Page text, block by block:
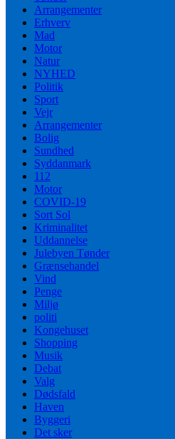
Arrangementer
Erhverv
Mad
Motor
Natur
NYHED
Politik
Sport
Vejr
Arrangementer
Bolig
Sundhed
Syddanmark
112
Motor
COVID-19
Sort Sol
Kriminalitet
Uddannelse
Julebyen Tønder
Grænsehandel
Vind
Penge
Miljø
politi
Kongehuset
Shopping
Musik
Debat
Valg
Dødsfald
Haven
Byggeri
Det sker